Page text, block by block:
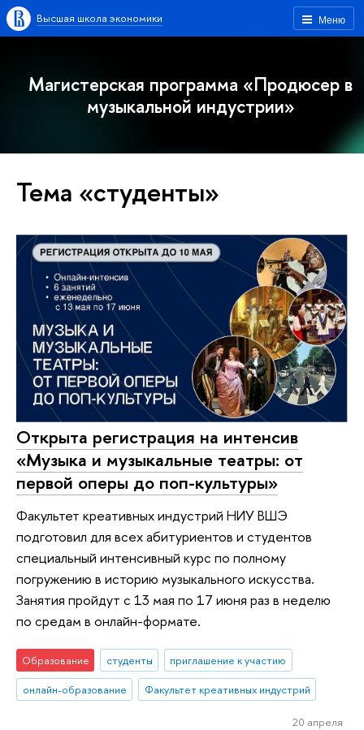
Меню
Высшая школа экономики
Магистерская программа «Продюсер в
музыкальной индустрии»
Тема «студенты»
Открыта регистрация на интенсив
«Музыка и музыкальные театры: от
первой оперы до поп-культуры»
Факультет креативных индустрий НИУ ВШЭ
подготовил для всех абитуриентов и студентов
специальный интенсивный курс по полному
погружению в историю музыкального искусства.
Занятия пройдут с 13 мая по 17 июня раз в неделю
по средам в онлайн-формате.
Образование студенты
приглашение к участию
онлайн-образование
Факультет креативных индустрий
20 апреля